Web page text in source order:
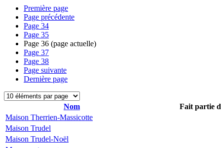
Première page
Page précédente
Page 34
Page 35
Page 36 (page actuelle)
Page 37
Page 38
Page suivante
Dernière page
Nom
Fait partie
Maison Therrien-Massicotte
Maison Trudel
Maison Trudel-Noël